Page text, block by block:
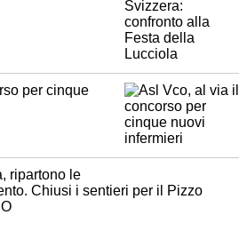
per cinque
ripartono le
Chiusi i sentieri per il Pizzo